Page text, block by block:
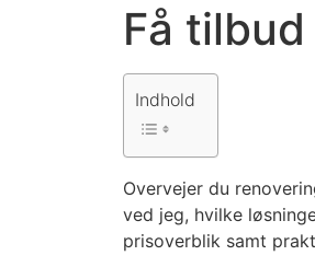
Få
Indhold
Overvejer du
ved jeg, hvilke
prisoverblik samt